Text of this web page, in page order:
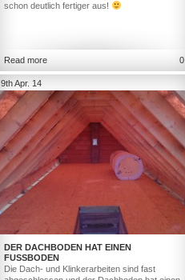
schon deutlich fertiger aus!
Read more 0
9th Apr. 14
DER DACHBODEN HAT EINEN
FUSSBODEN
Die Dach- und Klinkerarbeiten sind fast